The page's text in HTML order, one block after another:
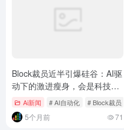
Block裁员近半引爆硅谷：AI驱
动下的激进瘦身，会是科技公
司新常态吗？
Ai新闻 # AI自动化 # Block裁员
5个月前 71